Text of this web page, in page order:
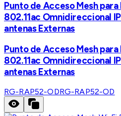
Punto de Acceso Mesh
802.11ac Omnidireccional
antenas Externas
Punto de Acceso Mesh
802.11ac Omnidireccional
antenas Externas
RG-RAP52-ODRG-RAP52-OD